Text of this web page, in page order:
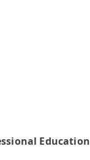
Education